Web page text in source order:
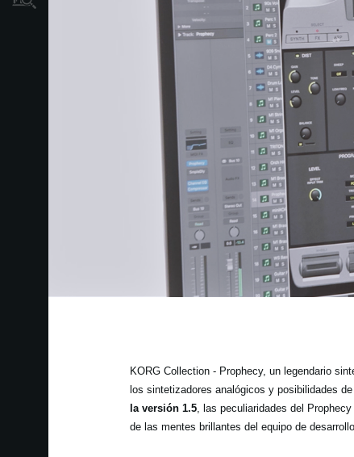
KORG Collection - Prophecy, un legendario
los sintetizadores analógicos y posibilidades
la versión 1.5, las peculiaridades del
de las mentes brillantes del equipo de